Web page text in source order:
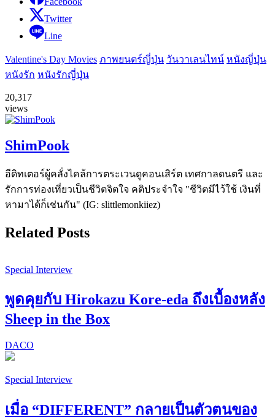
Twitter
Line
Valentine's Day Movies ภาพยนตร์ญี่ปุ่น วันวาเลนไทน์ หนังญี่ปุ่น
หนังรัก หนังรักญี่ปุ่น
20,317
views
ShimPook
อีดิทเตอร์ผู้คลั่งไคล้การตระเวนดูคอนเสิร์ต เทศกาลดนตรี และ
รักการท่องเที่ยวเป็นชีวิตจิตใจ คติประจำใจ "ชีวิตมีไว้ใช้ เงินที่
หามาได้ก็เช่นกัน" (IG: slittlemonkiiez)
Related Posts
Special Interview
พูดคุยกับ Hirokazu Kore-eda ถึงเบื้องหลัง
Sheep in the Box
DACO
Special Interview
เมื่อ “DIFFERENT” กลายเป็นตัวตนของ